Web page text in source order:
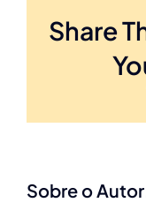
Share
Sobre o